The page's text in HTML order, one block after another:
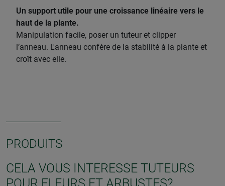
​Un support utile pour une croissance linéaire vers le
haut de la plante.
Manipulation facile, poser un tuteur et clipper
l’anneau. L'anneau confère de la stabilité à la plante et
croît avec elle.
PRODUITS
CELA VOUS INTERESSE TUTEURS